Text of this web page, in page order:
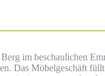
im beschaulichen
Das Möbelgeschäft